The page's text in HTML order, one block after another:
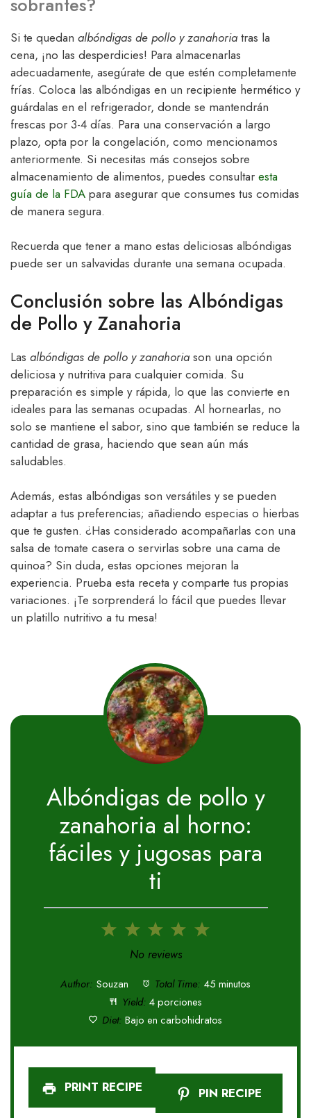
Si te quedan albóndigas de pollo y zanahoria tras la
cena, ¡no las desperdicies! Para almacenarlas
adecuadamente, asegúrate de que estén completamente
frías. Coloca las albóndigas en un recipiente hermético y
guárdalas en el refrigerador, donde se mantendrán
frescas por 3-4 días. Para una conservación a largo
plazo, opta por la congelación, como mencionamos
anteriormente. Si necesitas más consejos sobre
almacenamiento de alimentos, puedes consultar esta
guía de la FDA para asegurar que consumes tus comidas
de manera segura.
Recuerda que tener a mano estas deliciosas albóndigas
puede ser un salvavidas durante una semana ocupada.
Conclusión sobre las Albóndigas
de Pollo y Zanahoria
Las albóndigas de pollo y zanahoria son una opción
deliciosa y nutritiva para cualquier comida. Su
preparación es simple y rápida, lo que las convierte en
ideales para las semanas ocupadas. Al hornearlas, no
solo se mantiene el sabor, sino que también se reduce la
cantidad de grasa, haciendo que sean aún más
saludables.
Además, estas albóndigas son versátiles y se pueden
adaptar a tus preferencias; añadiendo especias o hierbas
que te gusten. ¿Has considerado acompañarlas con una
salsa de tomate casera o servirlas sobre una cama de
quinoa? Sin duda, estas opciones mejoran la
experiencia. Prueba esta receta y comparte tus propias
variaciones. ¡Te sorprenderá lo fácil que puedes llevar
un platillo nutritivo a tu mesa!
Albóndigas de pollo y
zanahoria al horno:
fáciles y jugosas para
ti
5
4
3
Stars
2
Stars
1
Star
No reviews
Author: Souzan Total Time: 45 minutos
Yield: 4 porciones
Diet: Bajo en carbohidratos
PRINT RECIPE PIN RECIPE